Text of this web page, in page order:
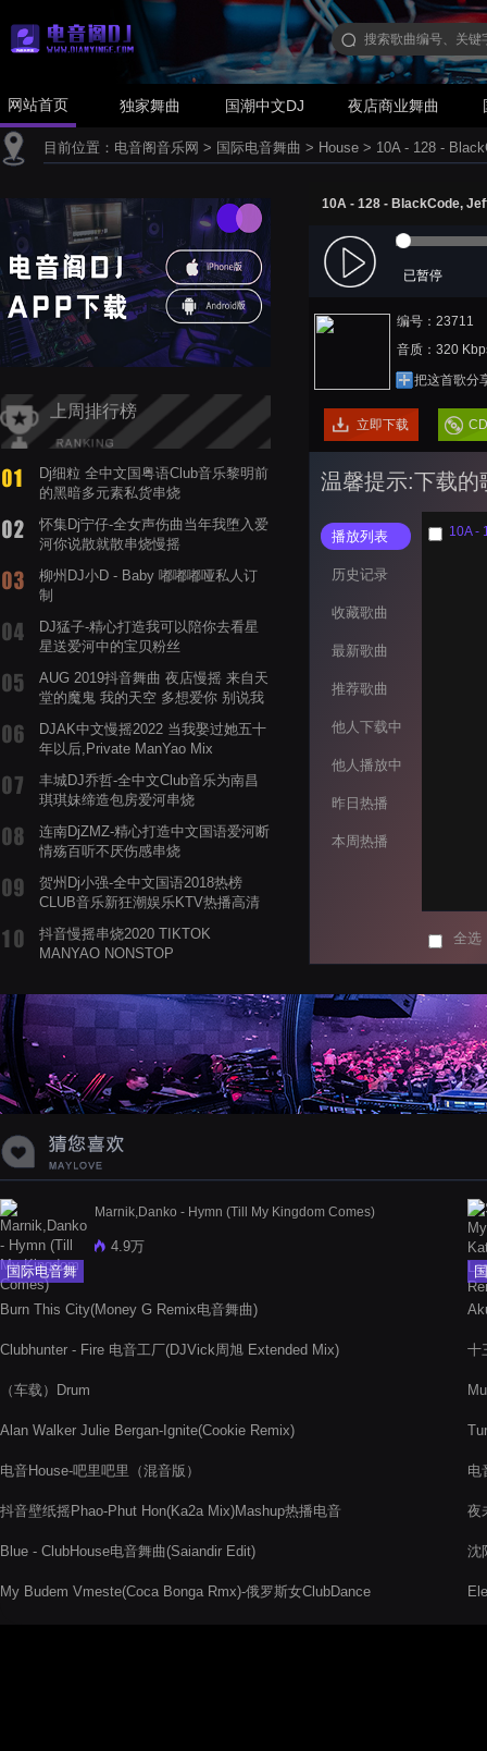
网站首页 独家舞曲 国潮中文DJ 夜店商业舞曲
目前位置： 电音阁音乐网 > 国际电音舞曲 > House > 10A - 128 -
上周排行榜
Dj细粒 全中文国粤语Club音乐黎明前
的黑暗多元素私货串烧
怀集Dj宁仔-全女声伤曲当年我堕入爱
河你说散就散串烧慢摇
柳州DJ小D - Baby 嘟嘟嘟哑私人订
制
DJ猛子-精心打造我可以陪你去看星
星送爱河中的宝贝粉丝
AUG 2019抖音舞曲 夜店慢摇 来自天
堂的魔鬼 我的天空 多想爱你 别说我
DJAK中文慢摇2022 当我娶过她五十
年以后,Private ManYao Mix
丰城DJ乔哲-全中文Club音乐为南昌
琪琪妹缔造包房爱河串烧
连南DjZMZ-精心打造中文国语爱河断
情殇百听不厌伤感串烧
贺州Dj小强-全中文国语2018热榜
CLUB音乐新狂潮娱乐KTV热播高清
抖音慢摇串烧2020 TIKTOK
MANYAO NONSTOP
蝉爸爸妈妈爱存在夏天的风是想你的
声音啊
10A - 128 - BlackCode,
已暂停
编号：23711
音质：320
把这首歌分
立即下载
温馨提示:下载的
播放列表
历史记录
收藏歌曲
最新歌曲
推荐歌曲
他人下载中
他人播放中
昨日热播
本周热播
全选
国际电音舞
曲
Marnik,Danko - Hymn (Till My Kingdom Comes)
4.9万
Burn This City(Money G Remix电音舞曲)
Clubhunter - Fire 电音工厂(DJVick周旭 Extended Mix)
（车载）Drum
Alan Walker Julie Bergan-Ignite(Cookie Remix)
电音House-吧里吧里（混音版）
抖音壁纸摇Phao-Phut Hon(Ka2a Mix)Mashup热播电音
Blue - ClubHouse电音舞曲(Saiandir Edit)
My Budem Vmeste(Coca Bonga Rmx)-俄罗斯女ClubDance
十
电
夜
沈